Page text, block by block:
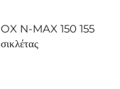
N-MAX 150 155